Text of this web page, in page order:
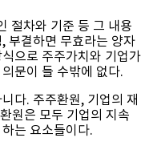
절차와 기준 등 그 내용
부결하면 무효라는 양자
으로 주주가치와 기업가
문이 들 수밖에 없다.
다. 주주환원, 기업의 재
원은 모두 기업의 지속
는 요소들이다.